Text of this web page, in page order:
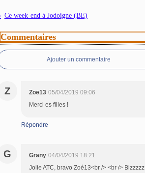
Ce week-end à Jodoigne (BE)
Commentaires
Ajouter un commentaire
Z Zoe13 05/04/2019 09:06
Merci es filles !
Répondre
G Grany 04/04/2019 18:21
Jolie ATC, bravo Zoé13<br /> <br /> Bizzzzz